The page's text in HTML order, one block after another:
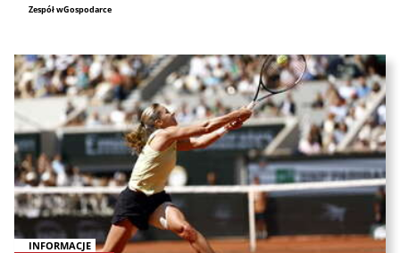
Zespół wGospodarce
INFORMACJE